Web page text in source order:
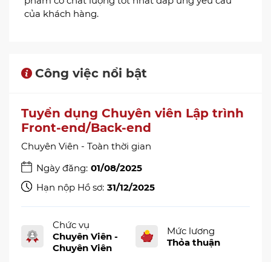
của khách hàng.
Công việc nổi bật
Tuyển dụng Chuyên viên Lập trình
Front-end/Back-end
Chuyên Viên - Toàn thời gian
Ngày đăng: 01/08/2025
Hạn nộp Hồ sơ: 31/12/2025
Chức vụ
Chuyên Viên -
Chuyên Viên
Mức lương
Thỏa thuận